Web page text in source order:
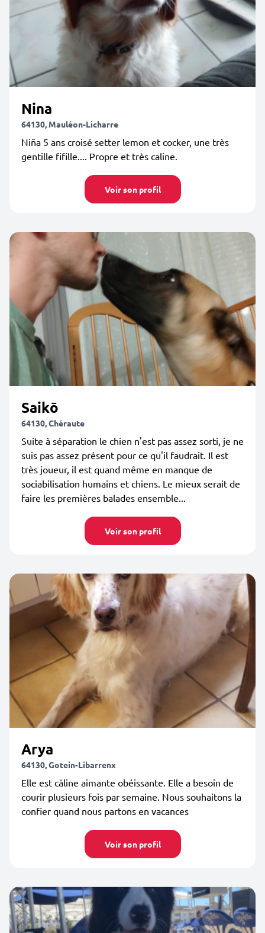
Nina
64130, Mauléon-Licharre
Niña 5 ans croisé setter lemon et cocker, une très
gentille fifille.... Propre et très caline.
Voir son profil
Saikō
64130, Chéraute
Suite à séparation le chien n'est pas assez sorti, je ne
suis pas assez présent pour ce qu'il faudrait. Il est
très joueur, il est quand même en manque de
sociabilisation humains et chiens. Le mieux serait de
faire les premières balades ensemble...
Voir son profil
Arya
64130, Gotein-Libarrenx
Elle est câline aimante obéissante. Elle a besoin de
courir plusieurs fois par semaine. Nous souhaitons la
confier quand nous partons en vacances
Voir son profil